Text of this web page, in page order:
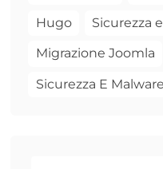
Hugo Sicurezza
Migrazione Joomla
Sicurezza E Malware